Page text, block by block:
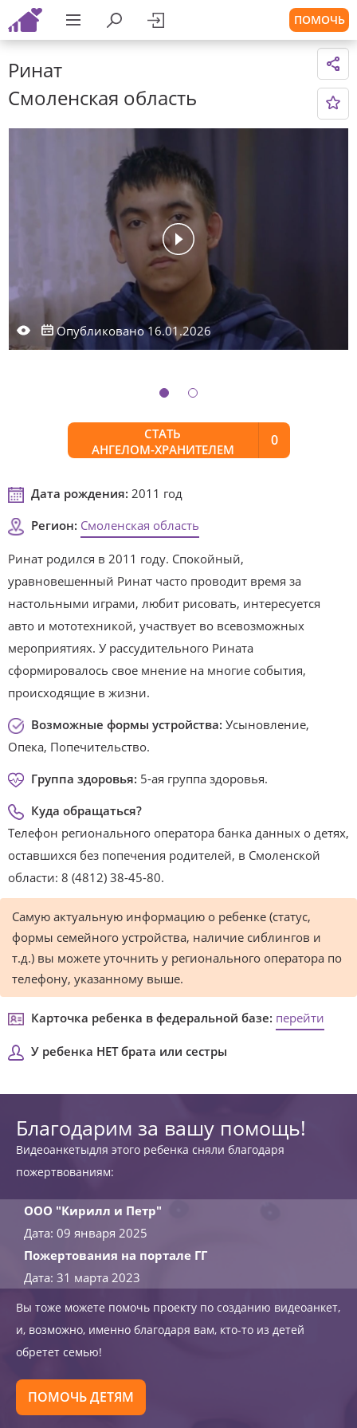
ПОМОЧЬ
Ринат
Смоленская область
Опубликовано 16.01.2026
СТАТЬ
АНГЕЛОМ-ХРАНИТЕЛЕМ
0
Дата рождения: 2011 год
Регион: Смоленская область
Ринат родился в 2011 году. Спокойный,
уравновешенный Ринат часто проводит время за
настольными играми, любит рисовать, интересуется
авто и мототехникой, участвует во всевозможных
мероприятиях. У рассудительного Рината
сформировалось свое мнение на многие события,
происходящие в жизни.
Возможные формы устройства: Усыновление,
Опека, Попечительство.
Группа здоровья: 5-ая группа здоровья.
Куда обращаться?
Телефон регионального оператора банка данных о детях,
оставшихся без попечения родителей, в Смоленской
области: 8 (4812) 38-45-80.
Самую актуальную информацию о ребенке (статус,
формы семейного устройства, наличие сиблингов и
т.д.) вы можете уточнить у регионального оператора по
телефону, указанному выше.
Карточка ребенка в федеральной базе: перейти
У ребенка НЕТ брата или сестры
Благодарим за вашу помощь!
Видеоанкетыдля этого ребенка сняли благодаря
пожертвованиям:
ООО "Кирилл и Петр"
Дата: 09 января 2025
Пожертования на портале ГГ
Дата: 31 марта 2023
Вы тоже можете помочь проекту по созданию видеоанкет,
и, возможно, именно благодаря вам, кто-то из детей
обретет семью!
ПОМОЧЬ ДЕТЯМ